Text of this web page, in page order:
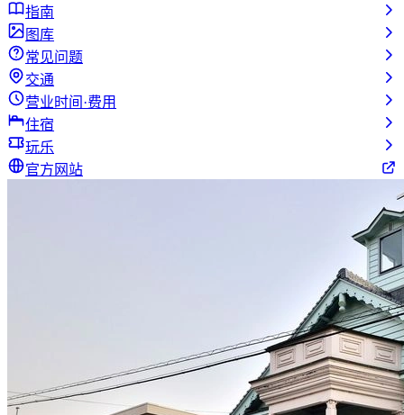
指南
图库
常见问题
交通
营业时间·费用
住宿
玩乐
官方网站